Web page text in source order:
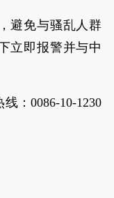
避免与骚乱人群
立即报警并与中
：0086-10-1230